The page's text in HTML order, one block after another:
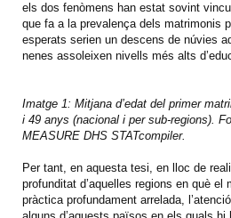
els dos fenòmens han estat sovint
que fa a la prevalença dels matrimonis
esperats serien un descens de núvies
nenes assoleixen nivells més alts
Imatge 1: Mitjana d’edat del primer
i 49 anys (nacional i per sub-regions).
MEASURE DHS STATcompiler.
Per tant, en aquesta tesi, en lloc de
profunditat d’aquelles regions en què el
pràctica profundament arrelada,